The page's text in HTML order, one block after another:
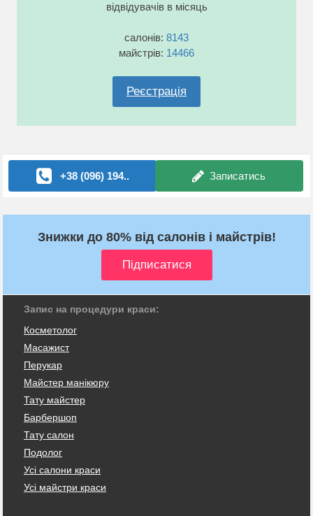
відвідувачів в місяць
салонів: 8143
майстрів: 14466
Реєстрація
+38 (096) 194.. Записатись
Знижки до 80% від салонів і майстрів!
Запис на процедури краси:
Косметолог
Масажист
Перукар
Майстер манікюру
Тату майстер
Барбершоп
Тату салон
Подолог
Усі салони краси
Усі майстри краси